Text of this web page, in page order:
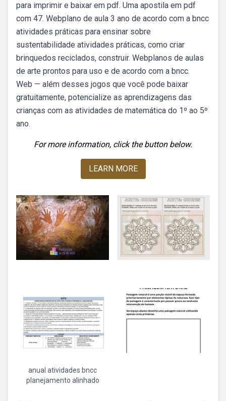
para imprimir e baixar em pdf. Uma apostila em pdf
com 47. Webplano de aula 3 ano de acordo com a bncc
atividades práticas para ensinar sobre
sustentabilidade atividades práticas, como criar
brinquedos reciclados, construir. Webplanos de aulas
de arte prontos para uso e de acordo com a bncc.
Web — além desses jogos que você pode baixar
gratuitamente, potencialize as aprendizagens das
crianças com as atividades de matemática do 1º ao 5º
ano.
For more information, click the button below.
LEARN MORE
anual atividades bncc
planejamento alinhado